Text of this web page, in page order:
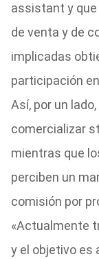
assistant y
de venta y de
implicadas
participación
Así, por un
comercializar
mientras que
perciben un
comisión por
«Actualmente
y el objetivo es